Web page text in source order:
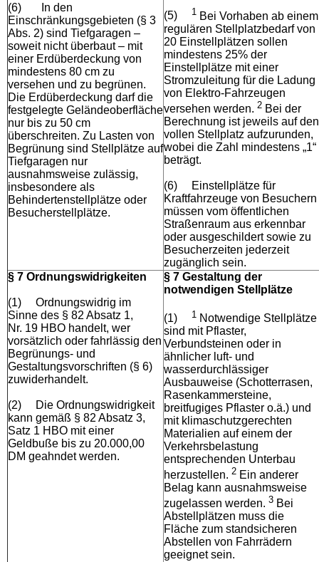
(6)
In den
Einschränkungsgebieten (§ 3
Abs. 2) sind Tiefgaragen –
soweit nicht überbaut – mit
einer Erdüberdeckung von
mindestens 80 cm zu
versehen und zu begrünen.
Die Erdüberdeckung darf die
festgelegte Geländeoberfläche
nur bis zu 50 cm
überschreiten. Zu Lasten von
Begrünung sind Stellplätze auf
Tiefgaragen nur
ausnahmsweise zulässig,
insbesondere als
Behindertenstellplätze oder
Besucherstellplätze.
(5) 1 Bei Vorhaben ab einem
regulären Stellplatzbedarf von
20 Einstellplätzen sollen
mindestens 25% der
Einstellplätze mit einer
Stromzuleitung für die Ladung
von Elektro-Fahrzeugen
versehen werden. 2 Bei der
Berechnung ist jeweils auf den
vollen Stellplatz aufzurunden,
wobei die Zahl mindestens „1“
beträgt.
(6)
Einstellplätze für
Kraftfahrzeuge von Besuchern
müssen vom öffentlichen
Straßenraum aus erkennbar
oder ausgeschildert sowie zu
Besucherzeiten jederzeit
zugänglich sein.
§ 7 Ordnungswidrigkeiten
(1)
Ordnungswidrig im
Sinne des § 82 Absatz 1,
Nr. 19 HBO handelt, wer
vorsätzlich oder fahrlässig den
Begrünungs- und
Gestaltungsvorschriften (§ 6)
zuwiderhandelt.
(2)
Die Ordnungswidrigkeit
kann gemäß § 82 Absatz 3,
Satz 1 HBO mit einer
Geldbuße bis zu 20.000,00
DM geahndet werden.
§ 7 Gestaltung der
notwendigen Stellplätze
(1) 1 Notwendige Stellplätze
sind mit Pflaster,
Verbundsteinen oder in
ähnlicher luft- und
wasserdurchlässiger
Ausbauweise (Schotterrasen,
Rasenkammersteine,
breitfugiges Pflaster o.ä.) und
mit klimaschutzgerechten
Materialien auf einem der
Verkehrsbelastung
entsprechenden Unterbau
herzustellen. 2 Ein anderer
Belag kann ausnahmsweise
zugelassen werden. 3 Bei
Abstellplätzen muss die
Fläche zum standsicheren
Abstellen von Fahrrädern
geeignet sein.